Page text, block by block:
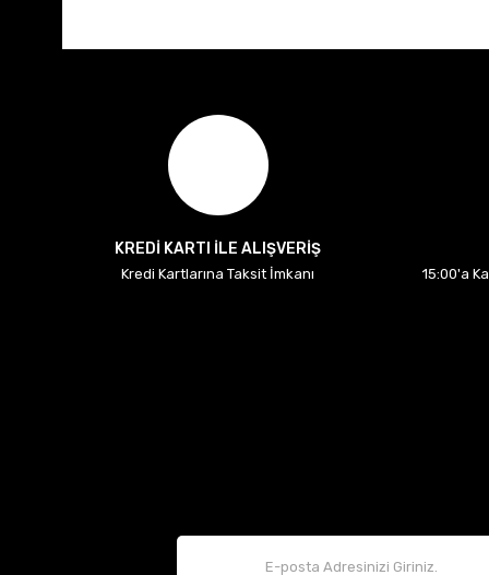
KREDİ KARTI İLE ALIŞVERİŞ
Kredi Kartlarına Taksit İmkanı
15:00'a